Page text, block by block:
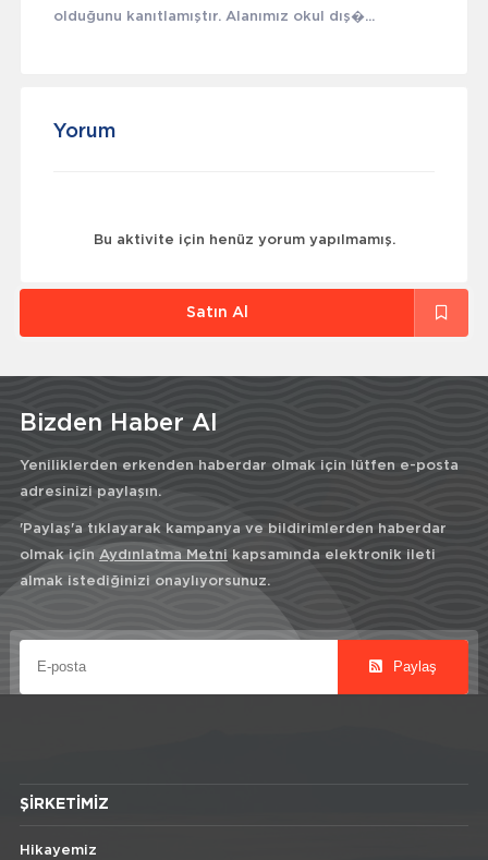
olduğunu kanıtlamıştır. Alanımız okul dış�...
Yorum
Bu aktivite için henüz yorum yapılmamış.
Satın Al
Bizden Haber Al
Yeniliklerden erkenden haberdar olmak için lütfen e-posta
adresinizi paylaşın.
'Paylaş'a tıklayarak kampanya ve bildirimlerden haberdar
olmak için Aydınlatma Metni kapsamında elektronik ileti
almak istediğinizi onaylıyorsunuz.
Paylaş
ŞIRKETIMIZ
Hikayemiz